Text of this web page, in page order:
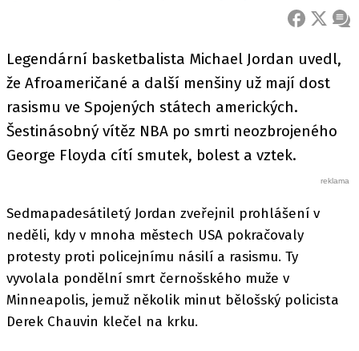
FACEBOOK
X
Legendární basketbalista Michael Jordan uvedl,
že Afroameričané a další menšiny už mají dost
rasismu ve Spojených státech amerických.
Šestinásobný vítěz NBA po smrti neozbrojeného
George Floyda cítí smutek, bolest a vztek.
Sedmapadesátiletý Jordan zveřejnil prohlášení v
neděli, kdy v mnoha městech USA pokračovaly
protesty proti policejnímu násilí a rasismu. Ty
vyvolala pondělní smrt černošského muže v
Minneapolis, jemuž několik minut bělošský policista
Derek Chauvin klečel na krku.